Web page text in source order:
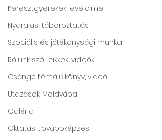
Keresztgyerekek levélcíme
Nyaralás, táboroztatás
Szociális és jótékonysági munka
Rólunk szól: cikkek, videók
Csángó témájú könyv, videó
Utazások Moldvába
Galéria
Oktatás, továbbképzés